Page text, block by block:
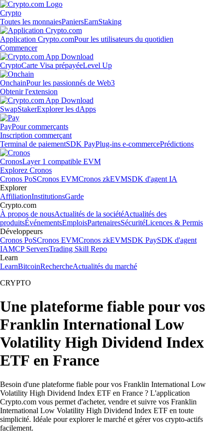
Crypto
Toutes les monnaiesPaniersEarnStaking
Application Crypto.comPour les utilisateurs du quotidien
Commencer
CryptoCarte Visa prépayéeLevel Up
OnchainPour les passionnés de Web3
Obtenir l'extension
SwapStakerExplorer les dApps
PayPour commerçants
Inscription commerçant
Terminal de paiementSDK PayPlug-ins e-commercePrédictions
CronosLayer 1 compatible EVM
Explorez Cronos
Cronos PoSCronos EVMCronos zkEVMSDK d'agent IA
Explorer
AffiliationInstitutionsGarde
Crypto.com
À propos de nousActualités de la sociétéActualités des
produitsÉvénementsEmploisPartenairesSécuritéLicences & Permis
Développeurs
Cronos PoSCronos EVMCronos zkEVMSDK PaySDK d'agent
IAMCP ServersTrading Skill Repo
Learn
LearnBitcoinRechercheActualités du marché
CRYPTO
Une plateforme fiable pour vos
Franklin International Low
Volatility High Dividend Index
ETF en France
Besoin d'une plateforme fiable pour vos Franklin International Low
Volatility High Dividend Index ETF en France ? L'application
Crypto.com vous permet d'acheter, vendre et suivre vos Franklin
International Low Volatility High Dividend Index ETF en toute
simplicité. Idéale pour explorer le marché et gérer vos crypto-actifs
facilement.